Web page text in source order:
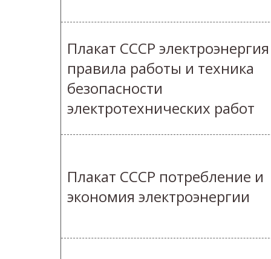
Плакат СССР электроэнергия
правила работы и техника
безопасности
электротехнических работ
Плакат СССР потребление и
экономия электроэнергии